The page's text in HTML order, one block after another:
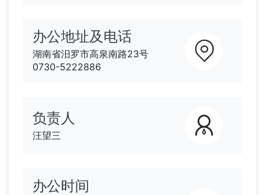
办公地址及电话
湖南省汨罗市高泉南路23号
0730-5222886
负责人
汪望三
办公时间